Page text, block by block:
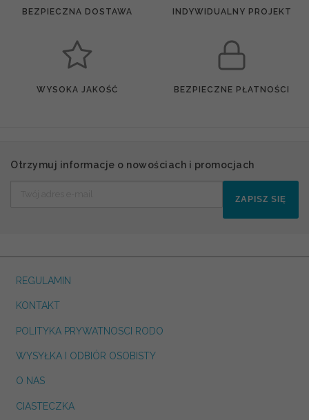
BEZPIECZNA DOSTAWA INDYWIDUALNY PROJEKT
WYSOKA JAKOŚĆ BEZPIECZNE PŁATNOŚCI
Otrzymuj informacje o nowościach i promocjach
ZAPISZ SIĘ
REGULAMIN
KONTAKT
POLITYKA PRYWATNOSCI RODO
WYSYŁKA I ODBIÓR OSOBISTY
O NAS
CIASTECZKA